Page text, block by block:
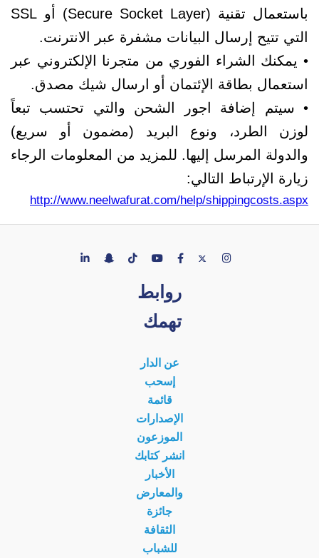
باستعمال تقنية (Secure Socket Layer) أو SSL
التي تتيح إرسال البيانات مشفرة عبر الانترنت.
• يمكنك الشراء الفوري من متجرنا الإلكتروني عبر
استعمال بطاقة الإئتمان أو ارسال شيك مصدق.
• سيتم إضافة اجور الشحن والتي تحتسب تبعاً
لوزن الطرد، ونوع البريد (مضمون أو سريع)
والدولة المرسل إليها. للمزيد من المعلومات الرجاء
زيارة الإرتباط التالي:
http://www.neelwafurat.com/help/shippingcosts.aspx
روابط
تهمك
عن الدار
إسحب
قائمة
الإصدارات
الموزعون
انشر كتابك
الأخبار
والمعارض
جائزة
الثقافة
للشباب